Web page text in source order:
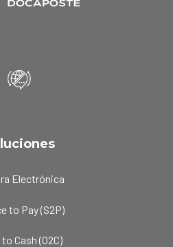
Electrónica
to Pay (S2P)
to Cash (O2C)